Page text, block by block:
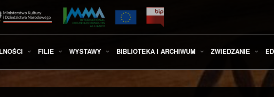
FILIE WYSTAWY BIBLIOTEKA I ARCHIWUM ZWIEDZANIE